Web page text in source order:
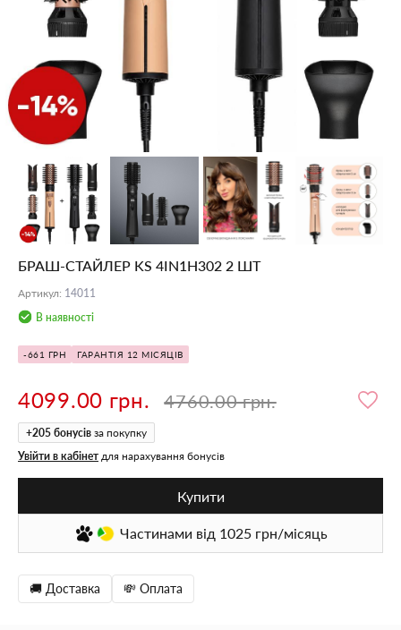
БРАШ-СТАЙЛЕР KS 4IN1H302 2 ШТ
Артикул: 14011
В наявності
-661 ГРН ГАРАНТІЯ 12 МІСЯЦІВ
4099.00 грн. 4760.00 грн.
+205 бонусів за покупку
Увійти в кабінет для нарахування бонусів
Купити
Частинами від 1025 грн/місяць
🚚 Доставка 💸 Оплата